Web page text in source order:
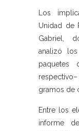
Los
Unidad de
Gabriel,
analizó
paquetes
gramos de
Entre los
informe